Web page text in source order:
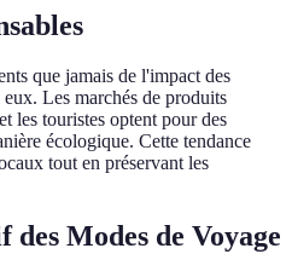
que jamais de l'impact des
Les marchés de produits
les touristes optent pour des
écologique. Cette tendance
tout en préservant les
Modes de Voyage